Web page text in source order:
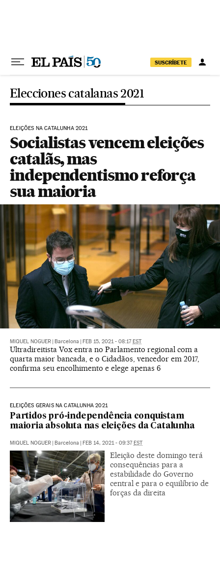
SUSCRÍBETE
Elecciones catalanas 2021
ELEIÇÕES NA CATALUNHA 2021
Socialistas vencem eleições
catalãs, mas
independentismo reforça
sua maioria
MIQUEL NOGUER Barcelona FEB 15, 2021 - 08:17 EST
Ultradireitista Vox entra no Parlamento regional com a
quarta maior bancada, e o Cidadãos, vencedor em 2017,
confirma seu encolhimento e elege apenas 6
ELEIÇÕES GERAIS NA CATALUNHA 2021
Partidos pró-independência conquistam
maioria absoluta nas eleições da Catalunha
MIQUEL NOGUER Barcelona FEB 14, 2021 - 09:37 EST
Eleição deste domingo terá
consequências para a
estabilidade do Governo
central e para o equilíbrio de
forças da direita